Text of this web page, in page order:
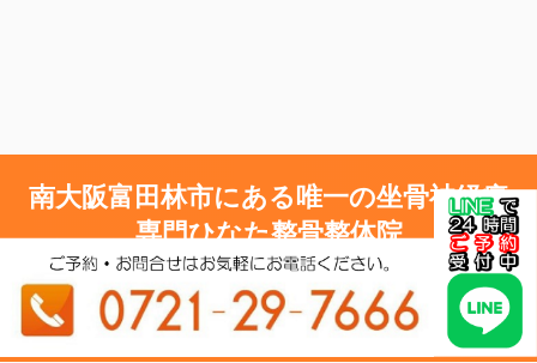
南大阪富田林市にある唯一の坐骨神経痛
専門ひなた整骨整体院
Copyright© 南大阪富田林市にある唯一の坐骨神経痛専門ひなた整骨整体院 ,
2026 All Rights Reserved.